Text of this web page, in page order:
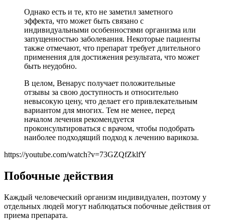
Однако есть и те, кто не заметил заметного
эффекта, что может быть связано с
индивидуальными особенностями организма или
запущенностью заболевания. Некоторые пациенты
также отмечают, что препарат требует длительного
применения для достижения результата, что может
быть неудобно.
В целом, Венарус получает положительные
отзывы за свою доступность и относительно
невысокую цену, что делает его привлекательным
вариантом для многих. Тем не менее, перед
началом лечения рекомендуется
проконсультироваться с врачом, чтобы подобрать
наиболее подходящий подход к лечению варикоза.
https://youtube.com/watch?v=73GZQfZklfY
Побочные действия
Каждый человеческий организм индивидуален, поэтому у
отдельных людей могут наблюдаться побочные действия от
приема препарата.